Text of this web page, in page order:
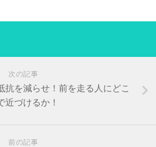
次の記事
抗を減らせ！前を走る人にどこ
近づけるか！
前の記事